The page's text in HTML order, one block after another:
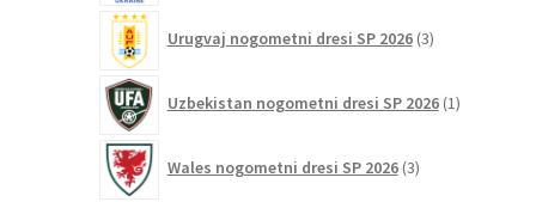
Urugvaj nogometni dresi SP 2026 3izdelki
Uzbekistan nogometni dresi SP 2026 1izdelek
Wales nogometni dresi SP 2026 3izdelki